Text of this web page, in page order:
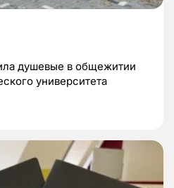
душевые в общежитии
университета